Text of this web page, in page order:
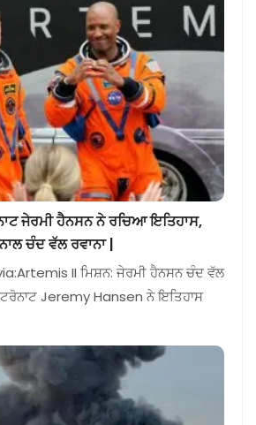
ਜੇਰਮੀ ਹੈਨਸਨ ਨੇ ਰਚਿਆ ਇਤਿਹਾਸ,
ਚੰਦ ਵੱਲ ਰਵਾਨਾ |
II ਮਿਸ਼ਨ: ਜੇਰਮੀ ਹੈਨਸਨ ਚੰਦ ਵੱਲ
Jeremy Hansen ਨੇ ਇਤਿਹਾਸ